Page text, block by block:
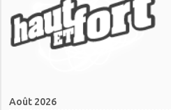
Août 2026